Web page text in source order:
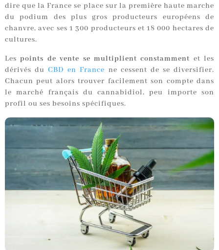
dire que la France se place sur la première haute marche
du podium des plus gros producteurs européens de
chanvre, avec ses 1 300 producteurs et 18 000 hectares de
cultures.
Lespoints de vente se multiplient constamment et les
dérivés duCBD en France ne cessent de se diversifier.
Chacun peut alors trouver facilement son compte dans
le marché français du cannabidiol, peu importe son
profil ou ses besoins spécifiques.